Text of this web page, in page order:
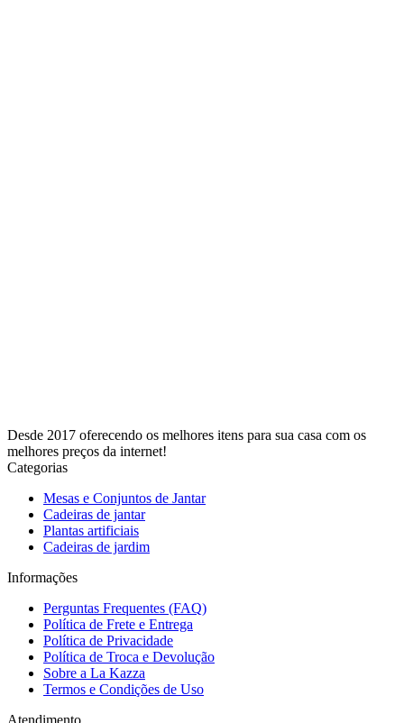
Desde 2017 oferecendo os melhores itens para sua casa com os
melhores preços da internet!
Categorias
Mesas e Conjuntos de Jantar
Cadeiras de jantar
Plantas artificiais
Cadeiras de jardim
Informações
Perguntas Frequentes (FAQ)
Política de Frete e Entrega
Política de Privacidade
Política de Troca e Devolução
Sobre a La Kazza
Termos e Condições de Uso
Atendimento